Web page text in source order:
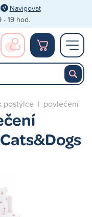
Navigovat
- 19 hod.
postýlce | povlečení